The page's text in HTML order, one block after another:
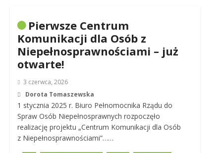
Pierwsze Centrum
Komunikacji dla Osób z
Niepełnosprawnościami – już
otwarte!
3 czerwca, 2026
Dorota Tomaszewska
1 stycznia 2025 r. Biuro Pełnomocnika Rządu do
Spraw Osób Niepełnosprawnych rozpoczęło
realizację projektu „Centrum Komunikacji dla Osób
z Niepełnosprawnościami”……